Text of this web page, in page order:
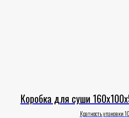
Коробка для суши
Кратность упаковки